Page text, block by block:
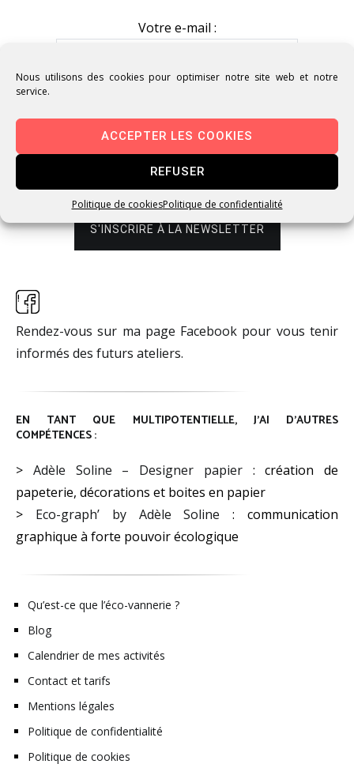
Nous utilisons des cookies pour optimiser notre site web et notre
service.
ACCEPTER LES COOKIES
REFUSER
Politique de cookiesPolitique de confidentialité
Votre e-mail :
recevoir mon actualité (date des ateliers, stages,
marchés, événements auxquels je participe). Vous
pourrez vous désabonner à tout moment de cette
newsletter par simple demande en retour d'e-mail.
Rendez-vous sur ma page Facebook pour vous tenir
informés des futurs ateliers.
EN TANT QUE MULTIPOTENTIELLE, J’AI D’AUTRES
COMPÉTENCES :
> Adèle Soline – Designer papier: création de
papeterie, décorations et boites en papier
> Eco-graph’ by Adèle Soline : communication
graphique à forte pouvoir écologique
Qu’est-ce que l’éco-vannerie ?
Blog
Calendrier de mes activités
Contact et tarifs
Mentions légales
Politique de confidentialité
Politique de cookies